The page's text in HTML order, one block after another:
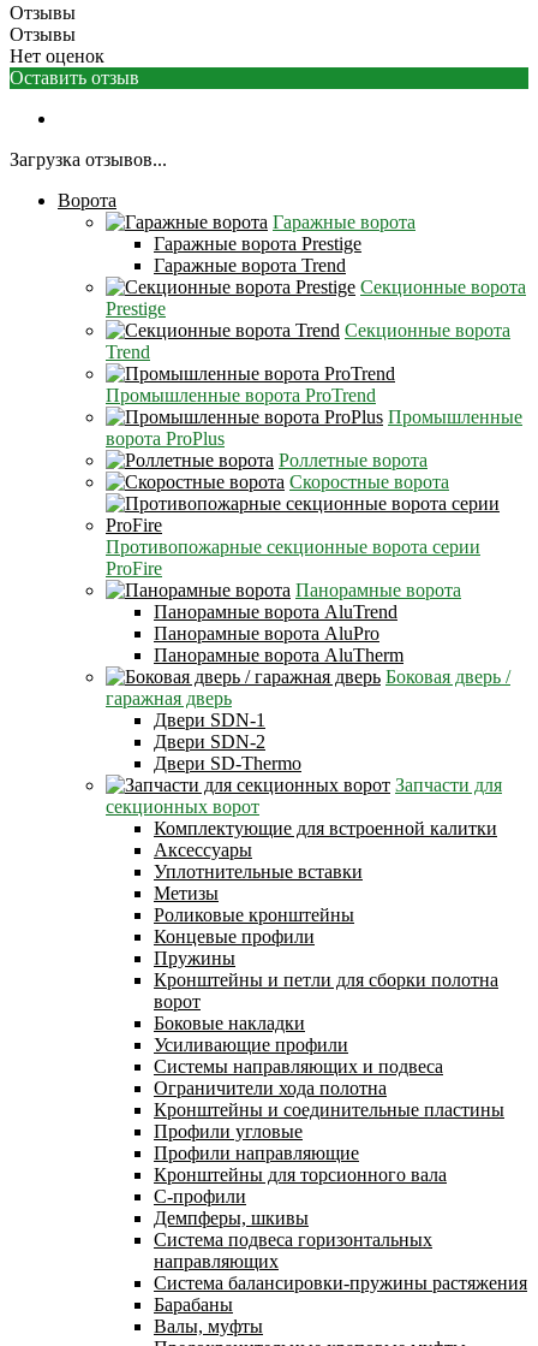
Отзывы
Отзывы
Нет оценок
Оставить отзыв
Загрузка отзывов...
Ворота
Гаражные ворота
Гаражные ворота Prestige
Гаражные ворота Trend
Секционные ворота
Prestige
Секционные ворота
Trend
Промышленные ворота ProTrend
Промышленные
ворота ProPlus
Роллетные ворота
Скоростные ворота
Противопожарные секционные ворота серии
ProFire
Панорамные ворота
Панорамные ворота AluTrend
Панорамные ворота AluPro
Панорамные ворота AluTherm
Боковая дверь /
гаражная дверь
Двери SDN-1
Двери SDN-2
Двери SD-Thermo
Запчасти для
секционных ворот
Комплектующие для встроенной калитки
Аксессуары
Уплотнительные вставки
Метизы
Роликовые кронштейны
Концевые профили
Пружины
Кронштейны и петли для сборки полотна
ворот
Боковые накладки
Усиливающие профили
Системы направляющих и подвеса
Ограничители хода полотна
Кронштейны и соединительные пластины
Профили угловые
Профили направляющие
Кронштейны для торсионного вала
С-профили
Демпферы, шкивы
Система подвеса горизонтальных
направляющих
Система балансировки-пружины растяжения
Барабаны
Валы, муфты